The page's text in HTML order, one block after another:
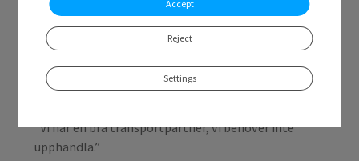
Transporter slukar typiskt sett 5–7 % av ett
företags omsättning. För ett företag med 5
miljoner i omsättning innebär det årliga kostnader
”Vi har en bra transportpartner, vi behöver inte
upphandla.”
Accept
Reject
Settings